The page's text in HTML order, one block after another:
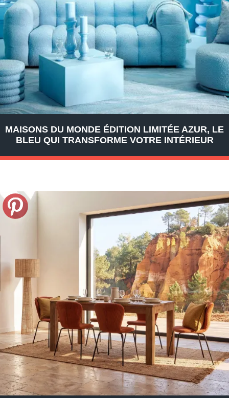
MAISONS DU MONDE ÉDITION LIMITÉE AZUR, LE
BLEU QUI TRANSFORME VOTRE INTÉRIEUR